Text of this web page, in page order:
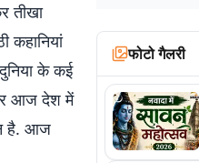
तीखा
कहानियां
के कई
आज देश में
है. आज
फोटो गैलरी